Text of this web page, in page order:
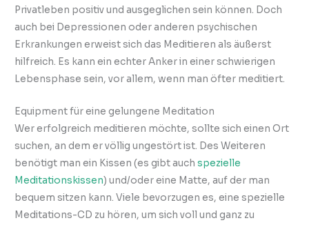
Privatleben positiv und ausgeglichen sein können. Doch
auch bei Depressionen oder anderen psychischen
Erkrankungen erweist sich das Meditieren als äußerst
hilfreich. Es kann ein echter Anker in einer schwierigen
Lebensphase sein, vor allem, wenn man öfter meditiert.
Equipment für eine gelungene Meditation
Wer erfolgreich meditieren möchte, sollte sich einen Ort
suchen, an dem er völlig ungestört ist. Des Weiteren
benötigt man ein Kissen (es gibt auchspezielle
Meditationskissen) und/oder eine Matte, auf der man
bequem sitzen kann. Viele bevorzugen es, eine spezielle
Meditations-CD zu hören, um sich voll und ganz zu